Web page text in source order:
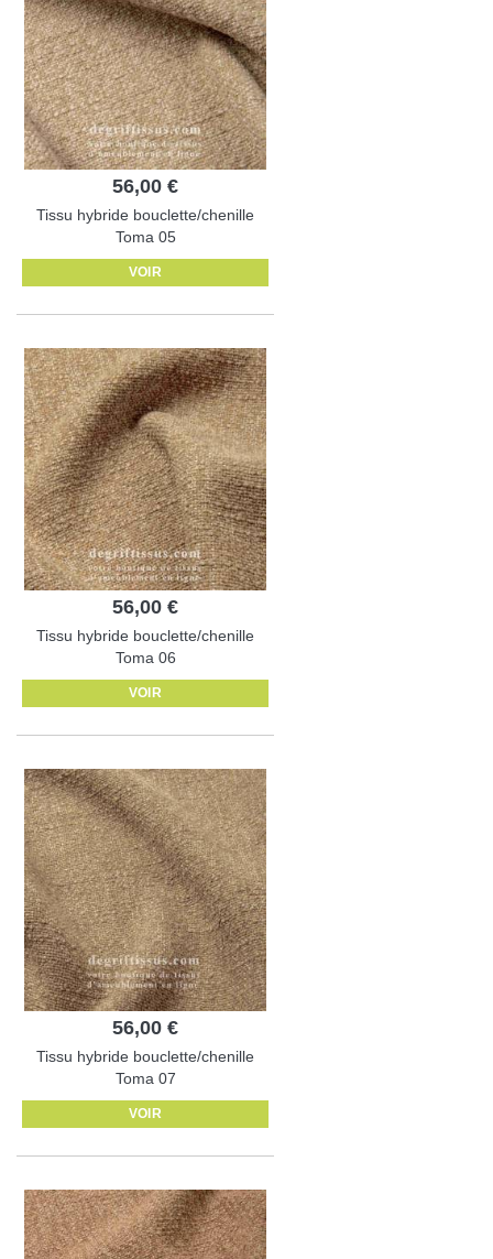
56,00 €
Tissu hybride bouclette/chenille
Toma 05
VOIR
56,00 €
Tissu hybride bouclette/chenille
Toma 06
VOIR
56,00 €
Tissu hybride bouclette/chenille
Toma 07
VOIR